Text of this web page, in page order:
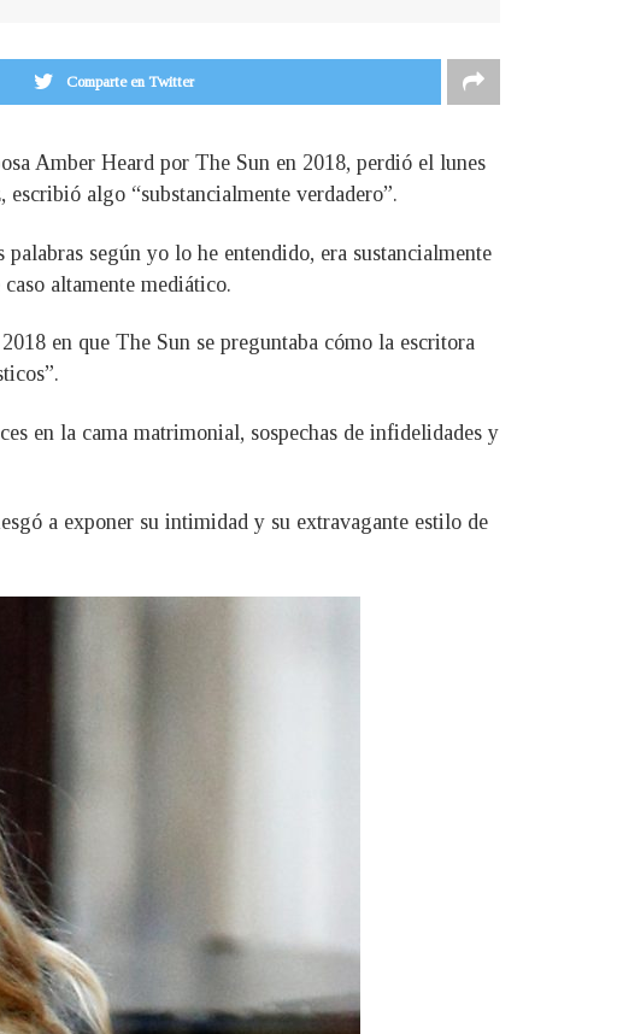
Comparte en Twitter
Amber Heard por The Sun en 2018, perdió el lunes
algo “substancialmente verdadero”.
según yo lo he entendido, era sustancialmente
altamente mediático.
en que The Sun se preguntaba cómo la escritora
en la cama matrimonial, sospechas de infidelidades y
a exponer su intimidad y su extravagante estilo de